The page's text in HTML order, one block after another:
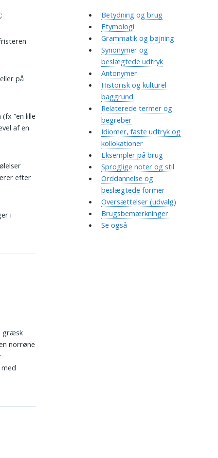
på
“en lille
af en
efter
i
græsk
norrøne
Betydning og brug
Etymologi
Grammatik og bøjning
Synonymer og
beslægtede udtryk
Antonymer
Historisk og kulturel
baggrund
Relaterede termer og
begreber
Idiomer, faste udtryk og
kollokationer
Eksempler på brug
Sproglige noter og stil
Orddannelse og
beslægtede former
Oversættelser (udvalg)
Brugsbemærkninger
Se også